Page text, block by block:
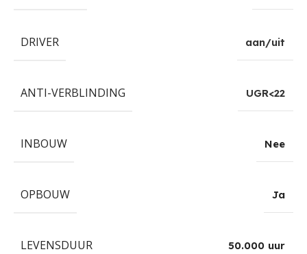
DRIVER aan/uit
ANTI-VERBLINDING UGR<22
INBOUW Nee
OPBOUW Ja
LEVENSDUUR 50.000 uur